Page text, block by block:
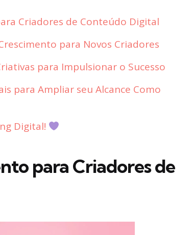
Criadores de Conteúdo Digital
para Novos Criadores
para Impulsionar o Sucesso
para Ampliar seu Alcance Como
Digital!
para Criadores de